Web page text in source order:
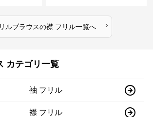
ルブラウスの襟 フリル一覧へ ›
カテゴリ一覧
袖 フリル
襟 フリル